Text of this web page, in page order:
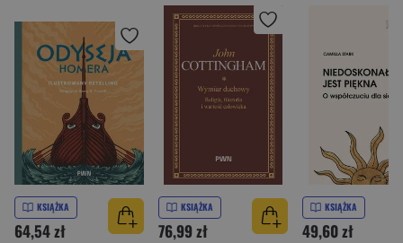
KSIĄŻKA
64,54 zł
KSIĄŻKA
76,99 zł
KSIĄŻKA
49,60 zł